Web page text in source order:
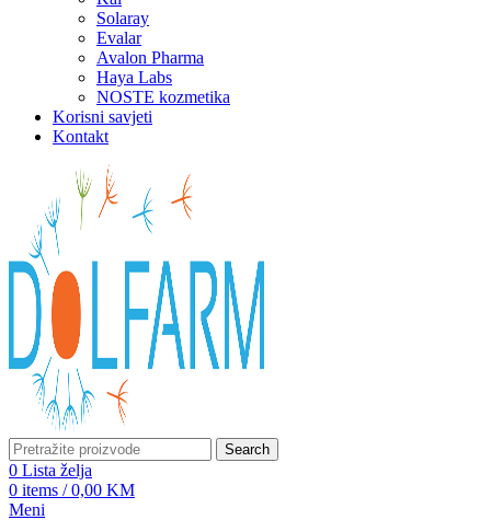
Solaray
Evalar
Avalon Pharma
Haya Labs
NOSTE kozmetika
Korisni savjeti
Kontakt
Search
0 Lista želja
0 items / 0,00 KM
Meni